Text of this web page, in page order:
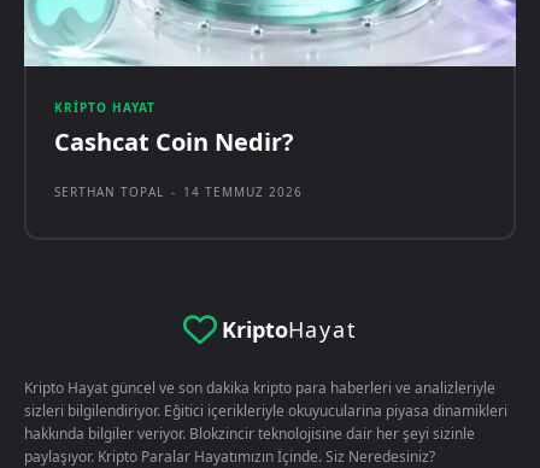
KRIPTO HAYAT
Cashcat Coin Nedir?
SERTHAN TOPAL - 14 TEMMUZ 2026
KriptoHayat
Kripto Hayat güncel ve son dakika kripto para haberleri ve analizleriyle
sizleri bilgilendiriyor. Eğitici içerikleriyle okuyucularina piyasa dinamikleri
hakkında bilgiler veriyor. Blokzincir teknolojisine dair her şeyi sizinle
paylaşıyor. Kripto Paralar Hayatımızın İçinde. Siz Neredesiniz?